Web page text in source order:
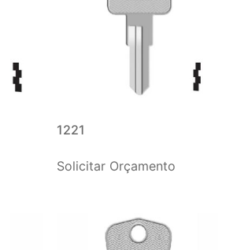
1221
Solicitar Orçamento